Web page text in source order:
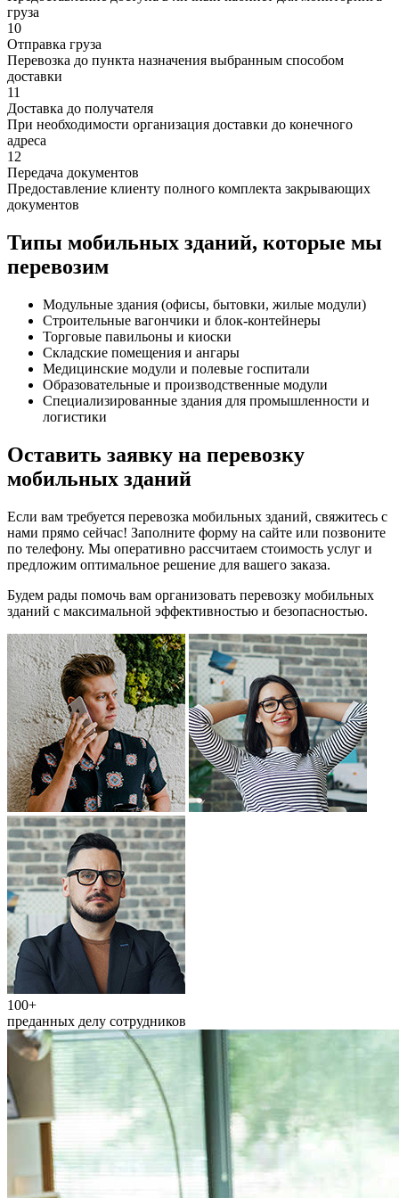
груза
10
Отправка груза
Перевозка до пункта назначения выбранным способом
доставки
11
Доставка до получателя
При необходимости организация доставки до конечного
адреса
12
Передача документов
Предоставление клиенту полного комплекта закрывающих
документов
Типы мобильных зданий, которые мы
перевозим
Модульные здания (офисы, бытовки, жилые модули)
Строительные вагончики и блок-контейнеры
Торговые павильоны и киоски
Складские помещения и ангары
Медицинские модули и полевые госпитали
Образовательные и производственные модули
Специализированные здания для промышленности и
логистики
Оставить заявку на перевозку
мобильных зданий
Если вам требуется перевозка мобильных зданий, свяжитесь с
нами прямо сейчас! Заполните форму на сайте или позвоните
по телефону. Мы оперативно рассчитаем стоимость услуг и
предложим оптимальное решение для вашего заказа.
Будем рады помочь вам организовать перевозку мобильных
зданий с максимальной эффективностью и безопасностью.
100+
преданных делу сотрудников